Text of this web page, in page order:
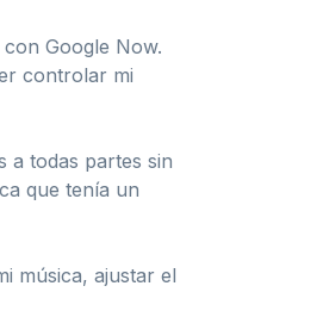
Google Now.
controlar mi
a todas partes sin
que tenía un
música, ajustar el